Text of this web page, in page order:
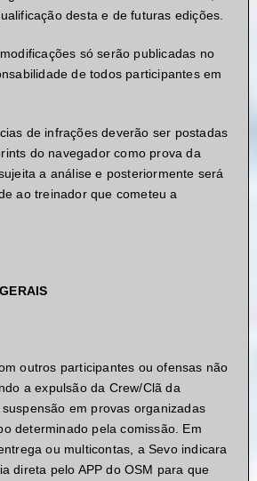
desta e de futuras edições.
só serão publicadas no
de todos participantes em
de infrações deverão ser postadas
do navegador como prova da
a análise e posteriormente será
ao treinador que cometeu a
outros participantes ou ofensas não
a expulsão da Crew/Clã da
em provas organizadas
determinado pela comissão. Em
ou multicontas, a Sevo indicara
direta pelo APP do OSM para que